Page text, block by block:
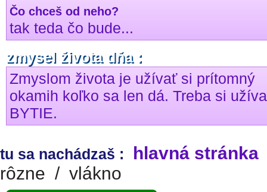
Čo chceš od neho?
tak teda čo bude...
zmysel života dňa :
Zmyslom života je užívať si prítomný
okamih koľko sa len dá. Treba si
BYTIE.
tu sa nachádzaš : hlavná stránka
rôzne / vlákno